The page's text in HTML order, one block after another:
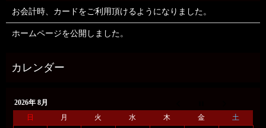
お会計時、カードをご利用頂けるようになりました。
ホームページを公開しました。
2026年 8月
日
月 火 水 木 金
土